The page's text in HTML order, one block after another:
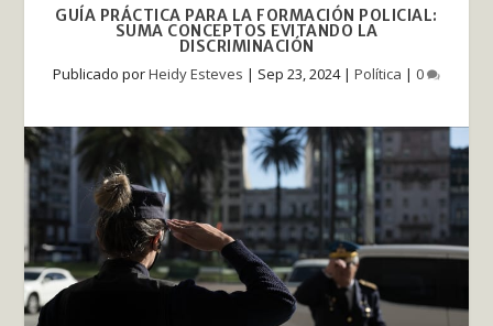
GUÍA PRÁCTICA PARA LA FORMACIÓN POLICIAL:
SUMA CONCEPTOS EVITANDO LA
DISCRIMINACIÓN
Publicado porHeidy Esteves | Sep 23, 2024| Política | 0